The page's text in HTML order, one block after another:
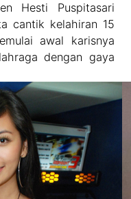
Hesti Puspitasari
cantik kelahiran 15
awal karisnya
dengan gaya